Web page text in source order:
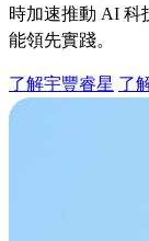
時加速推動 AI 科
能領先實踐。
了解宇豐睿星 了